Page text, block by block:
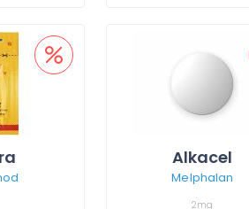
Alkacel
Melphalan
2mg